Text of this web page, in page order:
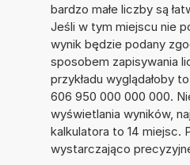
bardzo małe liczby są
Jeśli w tym miejscu nie
wynik będzie podany
sposobem zapisywania
przykładu wyglądałoby
606 950 000 000 000.
wyświetlania wyników,
kalkulatora to 14 miejsc.
wystarczająco